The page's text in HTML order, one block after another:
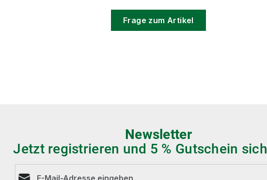
Frage zum Artikel
Newsletter
Jetzt registrieren und 5 % Gutschein